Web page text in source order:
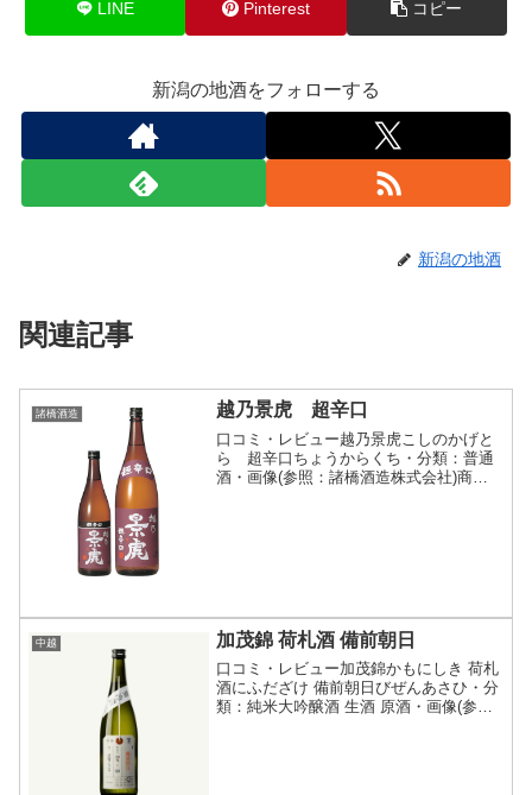
LINE Pinterest コピー
新潟の地酒をフォローする
新潟の地酒
関連記事
諸橋酒造 越乃景虎 超辛口
口コミ・レビュー越乃景虎こしのかげと
ら 超辛口ちょうからくち・分類：普通
酒・画像(参照：諸橋酒造株式会社)商品
中越 加茂錦 荷札酒 備前朝日
口コミ・レビュー加茂錦かもにしき 荷札
酒にふだざけ 備前朝日びぜんあさひ・分
類：純米大吟醸酒 生酒 原酒・画像(参